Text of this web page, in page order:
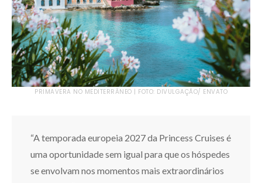
PRIMAVERA NO MEDITERRÂNEO | FOTO: DIVULGAÇÃO/ ENVATO
“A temporada europeia 2027 da Princess Cruises é
uma oportunidade sem igual para que os hóspedes
se envolvam nos momentos mais extraordinários